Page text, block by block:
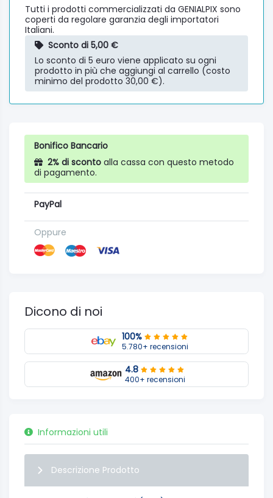
Tutti i prodotti commercializzati da GENIALPIX sono
coperti da regolare garanzia degli importatori
Italiani.
Sconto di 5,00 €
Lo sconto di 5 euro viene applicato su ogni
prodotto in più che aggiungi al carrello (costo
minimo del prodotto 30,00 €).
Bonifico Bancario
2% di sconto alla cassa con questo metodo
di pagamento.
PayPal
Oppure
Dicono di noi
100%
5.780+ recensioni
4.8
400+ recensioni
Informazioni utili
Descrizione Prodotto